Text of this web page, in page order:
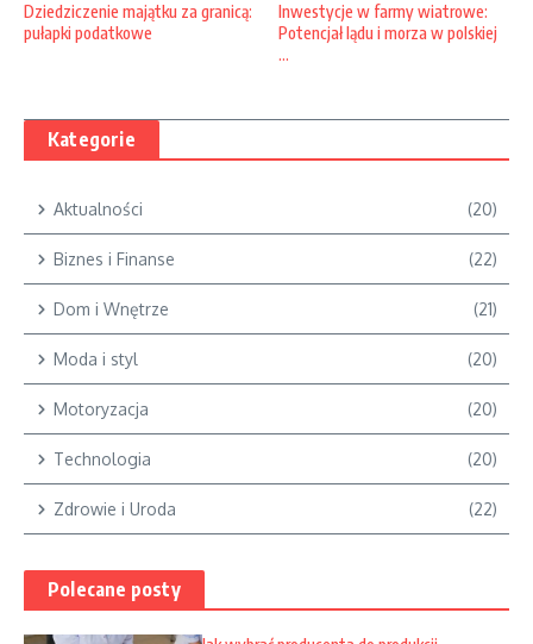
Dziedziczenie majątku za granicą:
pułapki podatkowe
Inwestycje w farmy wiatrowe:
Potencjał lądu i morza w polskiej
...
Kategorie
Aktualności (20)
Biznes i Finanse (22)
Dom i Wnętrze (21)
Moda i styl (20)
Motoryzacja (20)
Technologia (20)
Zdrowie i Uroda (22)
Polecane posty